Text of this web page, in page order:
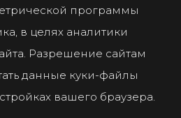
программы
в целях аналитики
Разрешение сайтам
данные куки-файлы
вашего браузера.